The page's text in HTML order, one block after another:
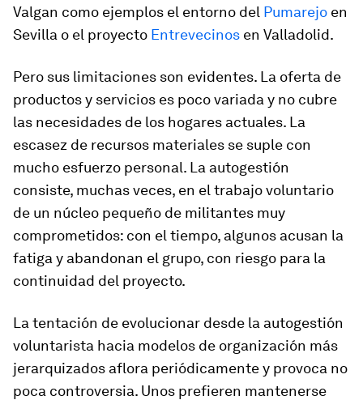
Valgan como ejemplos el entorno del Pumarejo en
Sevilla o el proyecto Entrevecinos en Valladolid.
Pero sus limitaciones son evidentes. La oferta de
productos y servicios es poco variada y no cubre
las necesidades de los hogares actuales. La
escasez de recursos materiales se suple con
mucho esfuerzo personal. La autogestión
consiste, muchas veces, en el trabajo voluntario
de un núcleo pequeño de militantes muy
comprometidos: con el tiempo, algunos acusan la
fatiga y abandonan el grupo, con riesgo para la
continuidad del proyecto.
La tentación de evolucionar desde la autogestión
voluntarista hacia modelos de organización más
jerarquizados aflora periódicamente y provoca no
poca controversia. Unos prefieren mantenerse